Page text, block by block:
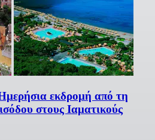
εκδρομή από τη
στους Ιαματικούς